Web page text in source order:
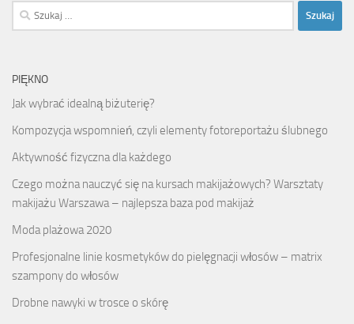
Szukaj:
PIĘKNO
Jak wybrać idealną biżuterię?
Kompozycja wspomnień, czyli elementy fotoreportażu ślubnego
Aktywność fizyczna dla każdego
Czego można nauczyć się na kursach makijażowych? Warsztaty
makijażu Warszawa – najlepsza baza pod makijaż
Moda plażowa 2020
Profesjonalne linie kosmetyków do pielęgnacji włosów – matrix
szampony do włosów
Drobne nawyki w trosce o skórę